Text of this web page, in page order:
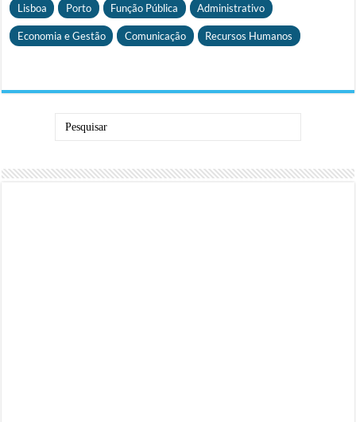
Lisboa Porto Função Pública Administrativo
Economia e Gestão Comunicação Recursos Humanos